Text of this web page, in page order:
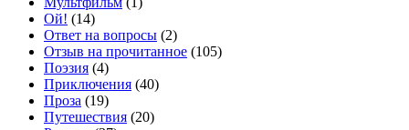
Ой! (14)
Ответ на вопросы (2)
Отзыв на прочитанное (105)
Поэзия (4)
Приключения (40)
Проза (19)
Путешествия (20)